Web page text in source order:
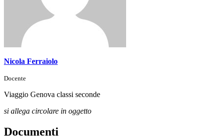
Nicola Ferraiolo
Docente
Viaggio Genova classi seconde
si allega circolare in oggetto
Documenti